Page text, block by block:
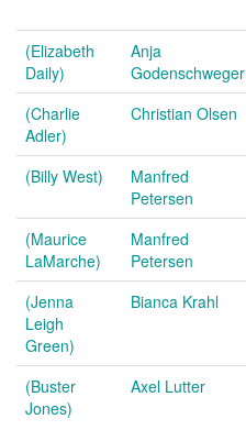
(Elizabeth
Daily)
Anja
Godenschweger
(Charlie
Adler)
Christian Olsen
(Billy West)
Manfred
Petersen
(Maurice
LaMarche)
Manfred
Petersen
(Jenna
Leigh
Green)
Bianca Krahl
(Buster
Jones)
Axel Lutter